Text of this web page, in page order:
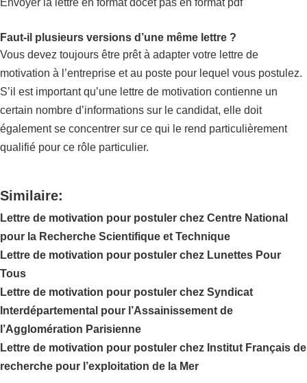
Envoyer la lettre en format docet pas en format pdf
Faut-il plusieurs versions d’une même lettre ?
Vous devez toujours être prêt à adapter votre lettre de
motivation à l’entreprise et au poste pour lequel vous postulez.
S’il est important qu’une lettre de motivation contienne un
certain nombre d’informations sur le candidat, elle doit
également se concentrer sur ce qui le rend particulièrement
qualifié pour ce rôle particulier.
Similaire:
Lettre de motivation pour postuler chez Centre National
pour la Recherche Scientifique et Technique
Lettre de motivation pour postuler chez Lunettes Pour
Tous
Lettre de motivation pour postuler chez Syndicat
Interdépartemental pour l’Assainissement de
l’Agglomération Parisienne
Lettre de motivation pour postuler chez Institut Français de
recherche pour l’exploitation de la Mer